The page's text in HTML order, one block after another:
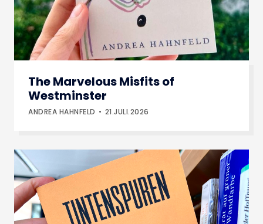
The Marvelous Misfits of
Westminster
ANDREA HAHNFELD 21.JULI.2026